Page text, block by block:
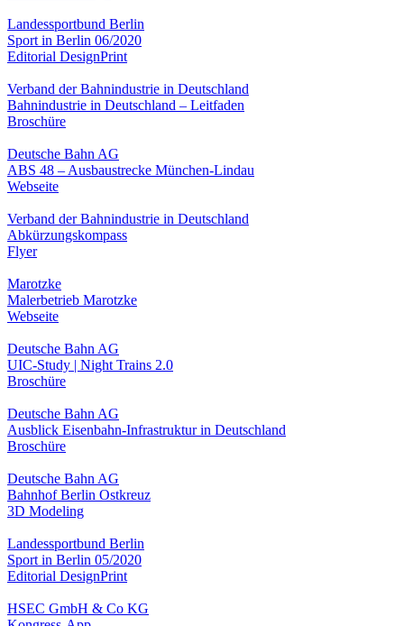
Landessportbund Berlin
Sport in Berlin 06/2020
Editorial DesignPrint
Verband der Bahnindustrie in Deutschland
Bahnindustrie in Deutschland – Leitfaden
Broschüre
Deutsche Bahn AG
ABS 48 – Ausbaustrecke München-Lindau
Webseite
Verband der Bahnindustrie in Deutschland
Abkürzungskompass
Flyer
Marotzke
Malerbetrieb Marotzke
Webseite
Deutsche Bahn AG
UIC-Study | Night Trains 2.0
Broschüre
Deutsche Bahn AG
Ausblick Eisenbahn-Infrastruktur in Deutschland
Broschüre
Deutsche Bahn AG
Bahnhof Berlin Ostkreuz
3D Modeling
Landessportbund Berlin
Sport in Berlin 05/2020
Editorial DesignPrint
HSEC GmbH & Co KG